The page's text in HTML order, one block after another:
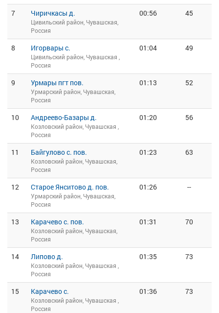
7 Чиричкасы д.
Цивильский район, Чувашская,
Россия
00:56 45
8 Игорвары с.
Цивильский район, Чувашская ,
Россия
01:04 49
9 Урмары пгт пов.
Урмарский район, Чувашская,
Россия
01:13 52
10 Андреево-Базары д.
Козловский район, Чувашская ,
Россия
01:20 56
11 Байгулово с. пов.
Козловский район, Чувашская,
Россия
01:23 63
12 Старое Янситово д. пов.
Урмарский район, Чувашская,
Россия
01:26 --
13 Карачево с. пов.
Козловский район, Чувашская,
Россия
01:31 70
14 Липово д.
Козловский район, Чувашская ,
Россия
01:35 73
15 Карачево с.
Козловский район, Чувашская ,
Россия
01:36 73